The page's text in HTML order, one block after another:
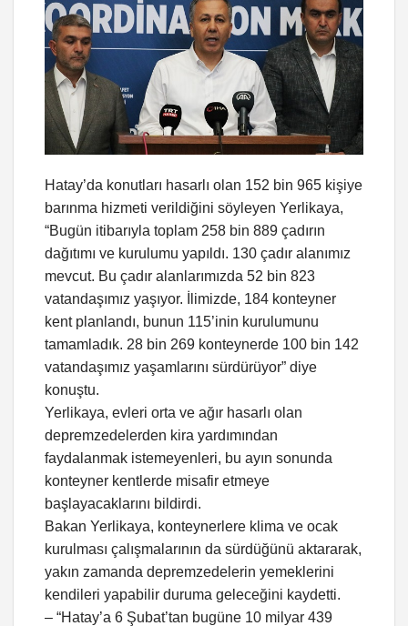
Hatay’da konutları hasarlı olan 152 bin 965 kişiye
barınma hizmeti verildiğini söyleyen Yerlikaya,
“Bugün itibarıyla toplam 258 bin 889 çadırın
dağıtımı ve kurulumu yapıldı. 130 çadır alanımız
mevcut. Bu çadır alanlarımızda 52 bin 823
vatandaşımız yaşıyor. İlimizde, 184 konteyner
kent planlandı, bunun 115’inin kurulumunu
tamamladık. 28 bin 269 konteynerde 100 bin 142
vatandaşımız yaşamlarını sürdürüyor” diye
konuştu.
Yerlikaya, evleri orta ve ağır hasarlı olan
depremzedelerden kira yardımından
faydalanmak istemeyenleri, bu ayın sonunda
konteyner kentlerde misafir etmeye
başlayacaklarını bildirdi.
Bakan Yerlikaya, konteynerlere klima ve ocak
kurulması çalışmalarının da sürdüğünü aktararak,
yakın zamanda depremzedelerin yemeklerini
kendileri yapabilir duruma geleceğini kaydetti.
– “Hatay’a 6 Şubat’tan bugüne 10 milyar 439